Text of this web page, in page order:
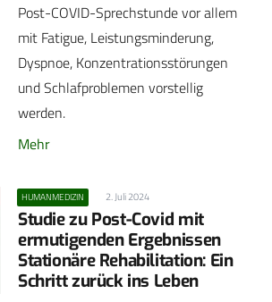
Post-COVID-Sprechstunde vor allem
mit Fatigue, Leistungsminderung,
Dyspnoe, Konzentrationsstörungen
und Schlafproblemen vorstellig
werden.
Mehr
HUMANMEDIZIN 2. Juli 2024
Studie zu Post-Covid mit
ermutigenden Ergebnissen
Stationäre Rehabilitation: Ein
Schritt zurück ins Leben